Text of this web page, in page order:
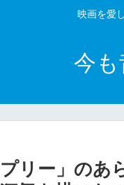
映画を愛
今
プリー」の